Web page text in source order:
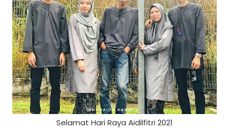
Selamat Hari Raya Aidilfitri 2021